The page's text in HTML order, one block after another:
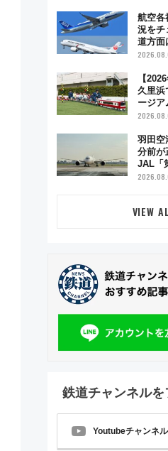
航空各
況をチ
道方面
から狙
【
久里浜
ージア
でスタ
羽田空
分前が
JAL「
サテラ
VIEW
鉄道チャンネルを
Youtubeチャンネ